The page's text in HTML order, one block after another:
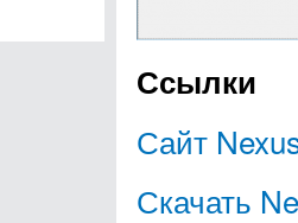
Ссылки
Сайт
Скачать